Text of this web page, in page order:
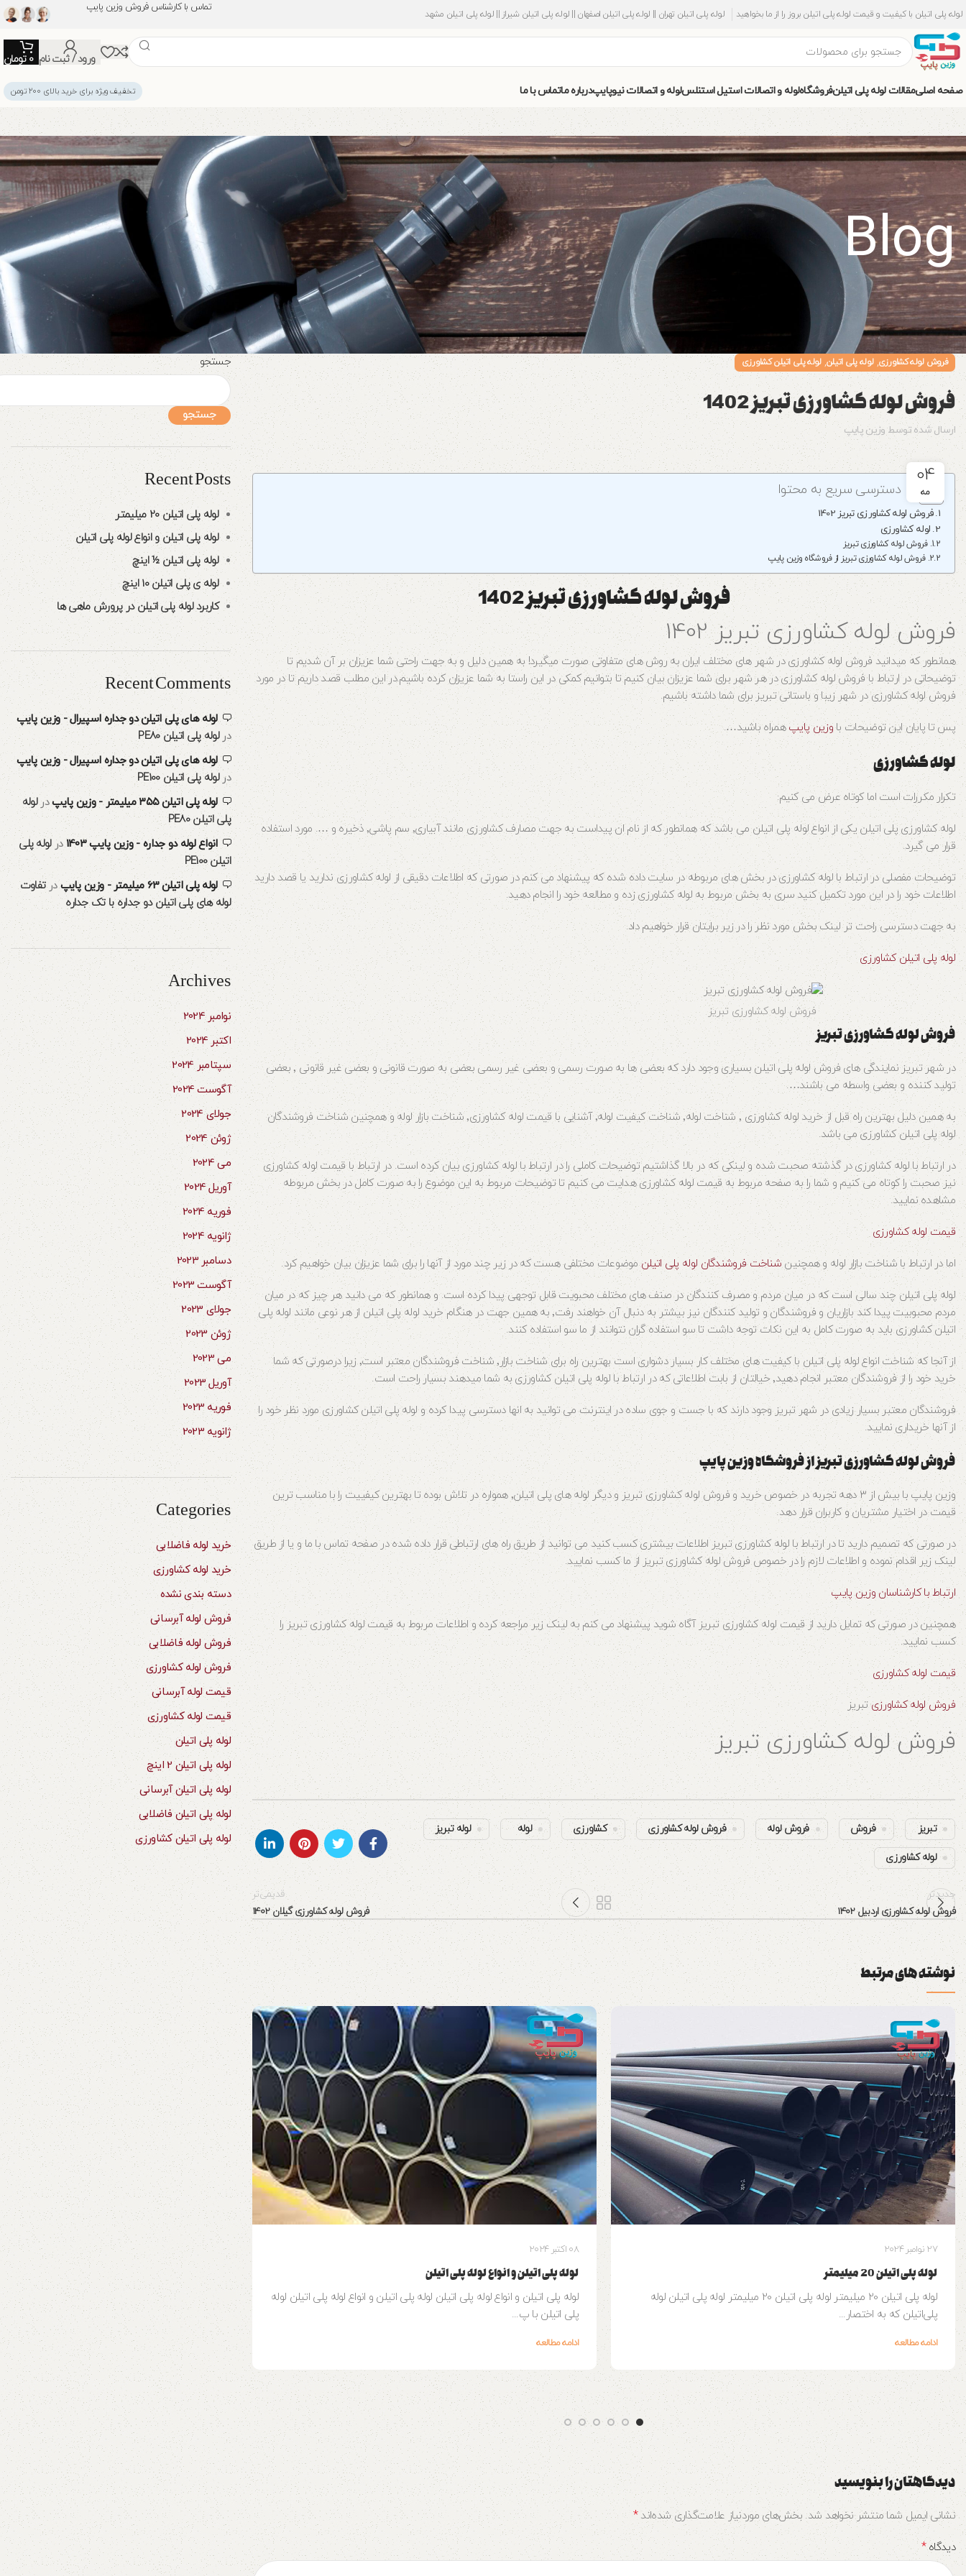
لوله پلی اتیلن با کیفیت و قیمت لوله پلی اتیلن بروز را از ما بخواهید لوله پلی اتیلن تهران || لوله پلی اتیلن اصفهان || لوله پلی اتیلن شیراز || لوله پلی اتیلن مشهد
تماس با کارشناس فروش وزین پایپ
ورود / ثبت نام 0 تومان
صفحه اصلیمقالات لوله پلی اتیلنفروشگاهلوله و اتصالات استیل استنلسلوله و اتصالات نیوپایپدرباره ماتماس با ما تخفیف ویژه برای خرید بالای ۲۰۰ تومن
Blog
فروش لوله کشاورزی,لوله پلی اتیلن,لوله پلی اتیلن کشاورزی
فروش لوله کشاورزی تبریز 1402
ارسال شده توسطوزین پایپ
04
مه دسترسی سریع به محتوا
فروش لوله کشاورزی تبریز 1402
لوله کشاورزی
فروش لوله کشاورزی تبریز
فروش لوله کشاورزی تبریز از فروشگاه وزین پایپ
فروش لوله کشاورزی تبریز 1402
فروش لوله کشاورزی تبریز 1402
همانطور که میدانید فروش لوله کشاورزی در شهر های مختلف ایران به روش های متفاوتی صورت میگیرد! به همین دلیل و به جهت راحتی شما عزیزان بر آن شدیم تا
توضیحاتی در ارتباط با فروش لوله کشاورزی در هر شهر برای شما عزیزان بیان کنیم تا بتوانیم کمکی در این راستا به شما عزیزان کرده باشیم.در این مطلب قصد داریم تا در مورد
فروش لوله کشاورزی در شهر زیبا و باستانی تبریز برای شما داشته باشیم.
پس تا پایان این توضیحات باوزین پایپهمراه باشید….
لوله کشاورزی
تکرار مکررات است اما کوتاه عرض می کنیم:
لوله کشاورزی پلی اتیلن یکی از انواع لوله پلی اتیلن می باشد که همانطور که از نام ان پیداست به جهت مصارف کشاورزی مانند آبیاری٬ سم پاشی٬ ذخیره و …. مورد استفاده
قرار می گیرد.
توضیحات مفصلی در ارتباط با لوله کشاورزی در بخش های مربوطه در سایت داده شده که پیشنهاد می کنم در صورتی که اطلاعات دقیقی از لوله کشاورزی ندارید یا قصد دارید
اطلاعات خود را در این مورد تکمیل کنید سری به بخش مربوط به لوله کشاورزی زده و مطالعه خود را انجام دهید.
به جهت دسترسی راحت تر لینک بخش مورد نظر را در زیر برایتان قرار خواهیم داد.
لوله پلی اتیلن کشاورزی
فروش لوله کشاورزی تبریز
فروش لوله کشاورزی تبریز
در شهر تبریز نمایندگی های فروش لوله پلی اتیلن بسیاری وجود دارد که بعضی ها به صورت رسمی و بعضی غیر رسمی بعضی به صورت قانونی و بعضی غیر قانونی ٬ بعضی
تولید کننده و بعضی واسطه می باشند….
به همین دلیل بهترین راه قبل از خرید لوله کشاورزی ٬ شناخت لوله٬ شناخت کیفیت لوله٬ آشنایی با قیمت لوله کشاورزی٬ شناخت بازار لوله و همچنین شناخت فروشندگان
لوله پلی اتیلن کشاورزی می باشد.
در ارتباط با لوله کشاورزی در گذشته صحبت شده و لینکی که در بالا گذاشتیم توضیحات کاملی را در ارتباط با لوله کشاورزی بیان کرده است. در ارتباط با قیمت لوله کشاورزی
نیز صحبت را کوتاه می کنیم و شما را به صفحه مربوط به قیمت لوله کشاورزی هدایت می کنیم تا توضیحات مربوط به این موضوع را به صورت کامل در بخش مربوطه
مشاهده نمایید.
قیمت لوله کشاورزی
اما در ارتباط با شناخت بازار لوله و همچنینشناخت فروشندگان لوله پلی اتیلنموضوعات مختلفی هست که در زیر چند مورد از آنها را برای شما عزیزان بیان خواهیم کرد.
لوله پلی اتیلن چند سالی است که در میان مردم و مصرف کنندگان در صنف های مختلف محبویت قابل توجهی پیدا کرده است. و همانطور که می دانید هر چیز که در میان
مردم محبوبیت پیدا کند بازاریان و فروشندگان و تولید کنندگان نیز بیشتر به دنبال آن خواهند رفت٬ به همین جهت در هنگام خرید لوله پلی اتیلن از هر نوعی مانند لوله پلی
اتیلن کشاورزی باید به صورت کامل به این نکات توجه داشت تا سو استفاده گران نتوانند از ما سو استفاده کنند.
از آنجا که شناخت انواع لوله پلی اتیلن با کیفیت های مختلف کار بسیار دشواری است بهترین راه برای شناخت بازار٬ شناخت فروشندگان معتبر است٬ زیرا درصورتی که شما
خرید خود را از فروشندگان معتبر انجام دهید٬ خیالتان از بابت اطلاعاتی که در ارتباط با لوله پلی اتیلن کشاورزی به شما میدهند بسیار راحت است.
فروشندگان معتبر بسیار زیادی در شهر تبریز وجود دارند که با جست و جوی ساده در اینترنت می توانید به انها دسترسی پیدا کرده و لوله پلی اتیلن کشاورزی مورد نظر خود را
از آنها خریداری نمایید.
فروش لوله کشاورزی تبریز از فروشگاه وزین پایپ
وزین پایپ با بیش از ۳ دهه تجربه در خصوص خرید و فروش لوله کشاورزی تبریز و دیگر لوله های پلی اتیلن٬ همواره در تلاش بوده تا بهترین کیفییت را با مناسب ترین
قیمت در اختیار مشتریان و کاربران قرار دهد.
در صورتی که تصمیم دارید تا در ارتباط با لوله کشاورزی تبریز اطلاعات بیشتری کسب کنید می توانید از طریق راه های ارتباطی قرار داده شده در صفحه تماس با ما و یا از طریق
لینک زیر اقدام نموده و اطلاعات لازم را در خصوص فروش لوله کشاورزی تبریز از ما کسب نمایید.
ارتباط با کارشناسان وزین پایپ
همچنین در صورتی که تمایل دارید از قیمت لوله کشاورزی تبریز آگاه شوید پیشنهاد می کنم به لینک زیر مراجعه کرده و اطلاعات مربوط به قیمت لوله کشاورزی تبریز را
کسب نمایید.
قیمت لوله کشاورزی
فروش لوله کشاورزیتبریز
فروش لوله کشاورزی تبریز
تبریز فروش فروش لوله فروش لوله کشاورزی کشاورزی لوله لوله تبریز
لوله کشاورزی
جدیدتر
فروش لوله کشاورزی اردبیل 1402
قدیمی‌تر
فروش لوله کشاورزی گیلان 1402
نوشته های مرتبط
27 نوامبر 2024
لوله پلی اتیلن 20 میلیمتر
لوله پلی اتیلن 20 میلیمتر لوله پلی اتیلن 20 میلیمتر لوله پلی اتیلن لوله‌
پلی‌اتیلن که به اختصار...
ادامه مطالعه
08 اکتبر 2024
لوله پلی اتیلن و انواع لوله پلی اتیلن
لوله پلی اتیلن و انواع لوله پلی اتیلن لوله پلی اتیلن و انواع لوله پلی اتیلن لوله
پلی اتیلن با پ...
ادامه مطالعه
08 سپتامبر 2024
لوله پلی اتیلن ½ اینچ
لوله پلی اتیلن ½ اینچ لوله پلی اتیلن ½ اینچ لوله پلی
(polyethylene Pipe) از ...
ادامه مطالعه
دیدگاهتان را بنویسید
نشانی ایمیل شما منتشر نخواهد شد. بخش‌های موردنیاز علامت‌گذاری شده‌اند*
دیدگاه*
جستجو
جستجو
Recent Posts
لوله پلی اتیلن 20 میلیمتر
لوله پلی اتیلن و انواع لوله پلی اتیلن
لوله پلی اتیلن ½ اینچ
لوله ی پلی اتیلن 10 اینچ
کاربرد لوله پلی اتیلن در پرورش ماهی ها
Recent Comments
لوله های پلی اتیلن دو جداره اسپیرال - وزین پایپ
درلوله پلی اتیلن PE80
لوله های پلی اتیلن دو جداره اسپیرال - وزین پایپ
درلوله پلی اتیلن PE100
لوله پلی اتیلن ۳۵۵ میلیمتر - وزین پایپ
درلوله
پلی اتیلن PE80
انواع لوله دو جداره - وزین پایپ 1403
درلوله پلی
اتیلن PE100
لوله پلی اتیلن 63 میلیمتر - وزین پایپ
درتفاوت
لوله های پلی اتیلن دو جداره با تک جداره
Archives
نوامبر 2024
اکتبر 2024
سپتامبر 2024
آگوست 2024
جولای 2024
ژوئن 2024
می 2024
آوریل 2024
فوریه 2024
ژانویه 2024
دسامبر 2023
آگوست 2023
جولای 2023
ژوئن 2023
می 2023
آوریل 2023
فوریه 2023
ژانویه 2023
Categories
خرید لوله فاضلابی
خرید لوله کشاورزی
دسته بندی نشده
فروش لوله آبرسانی
فروش لوله فاضلابی
فروش لوله کشاورزی
قیمت لوله آبرسانی
قیمت لوله کشاورزی
لوله پلی اتیلن
لوله پلی اتیلن 2 اینچ
لوله پلی اتیلن آبرسانی
لوله پلی اتیلن فاضلابی
لوله پلی اتیلن کشاورزی